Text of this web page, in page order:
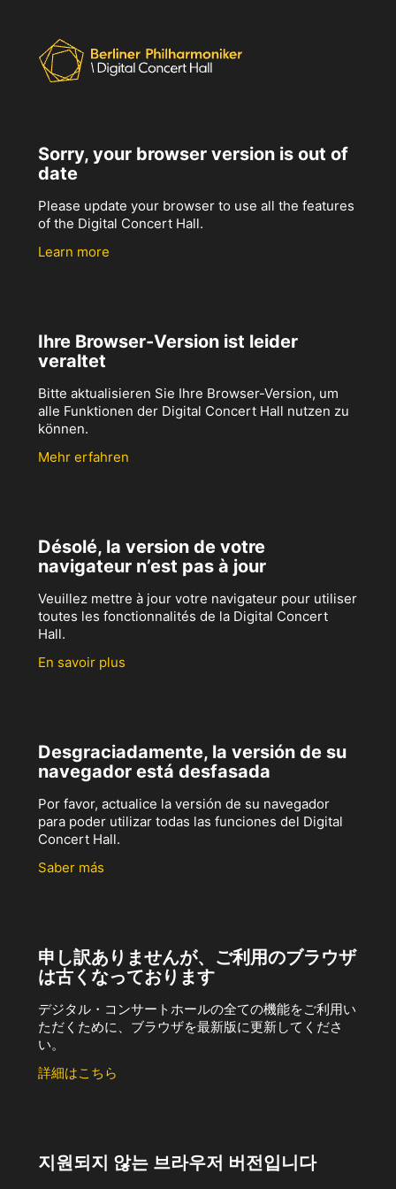
Sorry, your browser version is out of
date
Please update your browser to use all the features
of the Digital Concert Hall.
Learn more
Ihre Browser-Version ist leider
veraltet
Bitte aktualisieren Sie Ihre Browser-Version, um
alle Funktionen der Digital Concert Hall nutzen zu
können.
Mehr erfahren
Désolé, la version de votre
navigateur n’est pas à jour
Veuillez mettre à jour votre navigateur pour utiliser
toutes les fonctionnalités de la Digital Concert
Hall.
En savoir plus
Desgraciadamente, la versión de su
navegador está desfasada
Por favor, actualice la versión de su navegador
para poder utilizar todas las funciones del Digital
Concert Hall.
Saber más
申し訳ありませんが、ご利用のブラウザ
は古くなっております
デジタル・コンサートホールの全ての機能をご利用い
ただくために、ブラウザを最新版に更新してくださ
い。
詳細はこちら
지원되지 않는 브라우저 버전입니다